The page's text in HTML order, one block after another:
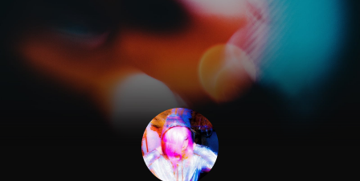
ニュース
料金プラン
サポート
ご利用の流れ